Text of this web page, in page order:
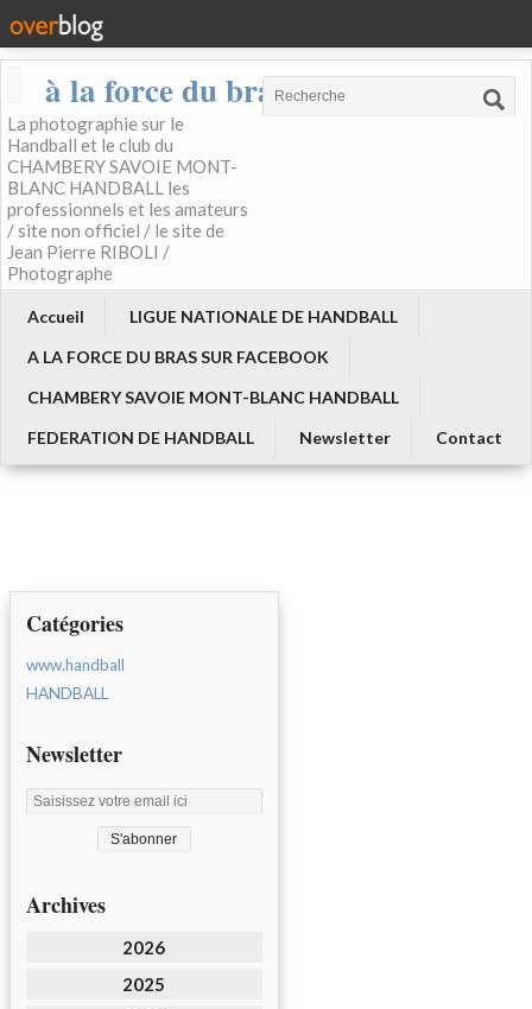
à la force du bras
La photographie sur le
Handball et le club du
CHAMBERY SAVOIE MONT-
BLANC HANDBALL les
professionnels et les amateurs
/ site non officiel / le site de
Jean Pierre RIBOLI /
Photographe
Accueil
LIGUE NATIONALE DE HANDBALL
A LA FORCE DU BRAS SUR FACEBOOK
CHAMBERY SAVOIE MONT-BLANC HANDBALL
FEDERATION DE HANDBALL
Newsletter Contact
Catégories
www.handball
HANDBALL
Newsletter
Archives
2026
2025